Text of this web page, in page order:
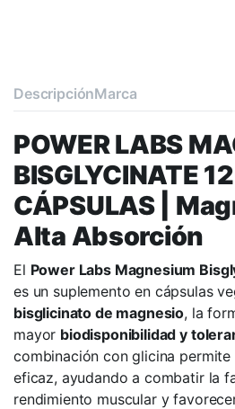
DescripciónMarca
POWER LABS
BISGLYCINATE
CÁPSULAS |
Alta Absorción
El Power Labs Magnesium
es un suplemento en cápsulas
bisglicinato de magnesio, la
mayor biodisponibilidad y
combinación con glicina
eficaz, ayudando a combatir la
rendimiento muscular y